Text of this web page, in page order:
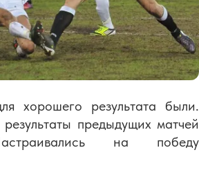
хорошего результата были.
предыдущих матчей
на победу